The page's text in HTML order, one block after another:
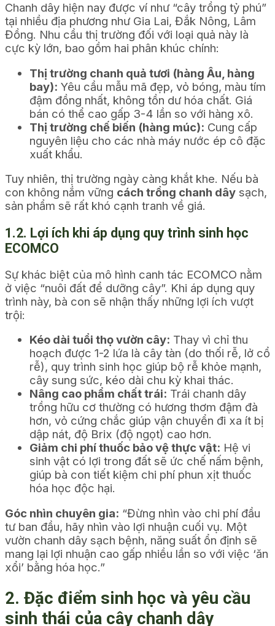
Chanh dây hiện nay được ví như “cây trồng tỷ phú”
tại nhiều địa phương như Gia Lai, Đắk Nông, Lâm
Đồng. Nhu cầu thị trường đối với loại quả này là
cực kỳ lớn, bao gồm hai phân khúc chính:
Thị trường chanh quả tươi (hàng Âu, hàng
bay): Yêu cầu mẫu mã đẹp, vỏ bóng, màu tím
đậm đồng nhất, không tồn dư hóa chất. Giá
bán có thể cao gấp 3-4 lần so với hàng xô.
Thị trường chế biến (hàng múc): Cung cấp
nguyên liệu cho các nhà máy nước ép cô đặc
xuất khẩu.
Tuy nhiên, thị trường ngày càng khắt khe. Nếu bà
con không nắm vững cách trồng chanh dây sạch,
sản phẩm sẽ rất khó cạnh tranh về giá.
1.2. Lợi ích khi áp dụng quy trình sinh học
ECOMCO
Sự khác biệt của mô hình canh tác ECOMCO nằm
ở việc “nuôi đất để dưỡng cây”. Khi áp dụng quy
trình này, bà con sẽ nhận thấy những lợi ích vượt
trội:
Kéo dài tuổi thọ vườn cây: Thay vì chỉ thu
hoạch được 1-2 lứa là cây tàn (do thối rễ, lở cổ
rễ), quy trình sinh học giúp bộ rễ khỏe mạnh,
cây sung sức, kéo dài chu kỳ khai thác.
Nâng cao phẩm chất trái: Trái chanh dây
trồng hữu cơ thường có hương thơm đậm đà
hơn, vỏ cứng chắc giúp vận chuyển đi xa ít bị
dập nát, độ Brix (độ ngọt) cao hơn.
Giảm chi phí thuốc bảo vệ thực vật: Hệ vi
sinh vật có lợi trong đất sẽ ức chế nấm bệnh,
giúp bà con tiết kiệm chi phí phun xịt thuốc
hóa học độc hại.
Góc nhìn chuyên gia: “Đừng nhìn vào chi phí đầu
tư ban đầu, hãy nhìn vào lợi nhuận cuối vụ. Một
vườn chanh dây sạch bệnh, năng suất ổn định sẽ
mang lại lợi nhuận cao gấp nhiều lần so với việc ‘ăn
xổi’ bằng hóa học.”
2. Đặc điểm sinh học và yêu cầu
sinh thái của cây chanh dây